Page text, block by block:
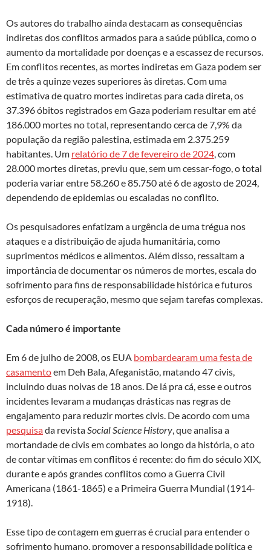
Os autores do trabalho ainda destacam as consequências
indiretas dos conflitos armados para a saúde pública, como o
aumento da mortalidade por doenças e a escassez de recursos.
Em conflitos recentes, as mortes indiretas em Gaza podem ser
de três a quinze vezes superiores às diretas. Com uma
estimativa de quatro mortes indiretas para cada direta, os
37.396 óbitos registrados em Gaza poderiam resultar em até
186.000 mortes no total, representando cerca de 7,9% da
população da região palestina, estimada em 2.375.259
habitantes. Um relatório de 7 de fevereiro de 2024, com
28.000 mortes diretas, previu que, sem um cessar-fogo, o total
poderia variar entre 58.260 e 85.750 até 6 de agosto de 2024,
dependendo de epidemias ou escaladas no conflito.
Os pesquisadores enfatizam a urgência de uma trégua nos
ataques e a distribuição de ajuda humanitária, como
suprimentos médicos e alimentos. Além disso, ressaltam a
importância de documentar os números de mortes, escala do
sofrimento para fins de responsabilidade histórica e futuros
esforços de recuperação, mesmo que sejam tarefas complexas.
Cada número é importante
Em 6 de julho de 2008, os EUA bombardearam uma festa de
casamentoem Deh Bala, Afeganistão, matando 47 civis,
incluindo duas noivas de 18 anos. De lá pra cá, esse e outros
incidentes levaram a mudanças drásticas nas regras de
engajamento para reduzir mortes civis. De acordo com uma
pesquisada revistaSocial Science History, que analisa a
mortandade de civis em combates ao longo da história, o ato
de contar vítimas em conflitos é recente: do fim do século XIX,
durante e após grandes conflitos como a Guerra Civil
Americana (1861-1865) e a Primeira Guerra Mundial (1914-
1918).
Esse tipo de contagem em guerras é crucial para entender o
sofrimento humano, promover a responsabilidade política e